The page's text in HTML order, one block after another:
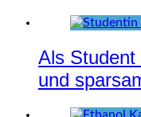
Als Student
und